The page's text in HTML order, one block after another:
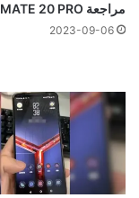
مراجعة HUAWEI MATE 20 PRO
2023-09-06